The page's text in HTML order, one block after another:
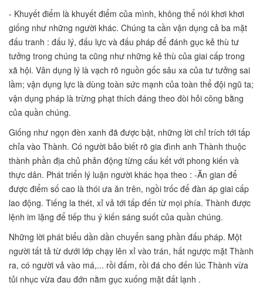
- Khuyết điểm là khuyết điểm của mình, không thể nói khơi khơi
giống như những người khác. Chúng ta cần vận dụng cả ba mặt
đấu tranh : đấu lý, đấu lực và đấu pháp để đánh gục kẻ thù tư
tưởng trong chúng ta cũng như những kẻ thù của giai cấp trong
xã hội. Vân dụng lý là vạch rõ nguồn gốc sâu xa của tư tưởng sai
lầm; vận dụng lực là dùng toàn sức mạnh của toàn thể đội ngũ ta;
vận dụng pháp là trừng phạt thích đáng theo đòi hỏi công bằng
của quần chúng.
Giống như ngọn đèn xanh đã được bật, những lời chỉ trích tới tấp
chỉa vào Thành. Có người bảo biết rõ gia đình anh Thành thuộc
thành phần địa chủ phản động từng cấu kết với phong kiến và
thực dân. Phát triển lý luận người khác họa theo : -Ăn gian để
được điểm số cao là thói ưa ăn trên, ngồi trốc để đàn áp giai cấp
lao động. Tiếng la thét, xỉ vả tới tấp đến từ mọi phía. Thành được
lệnh im lặng để tiếp thu ý kiến sáng suốt của quần chúng.
Những lời phát biểu dần dần chuyển sang phần đấu pháp. Một
người tất tả từ dưới lớp chạy lên xỉ vào trán, hất ngược mặt Thành
ra, có người vả vào má,... rồi đấm, rồi đá cho đến lúc Thành vừa
tủi nhục vừa đau đớn nằm gục xuống mặt đất lạnh .